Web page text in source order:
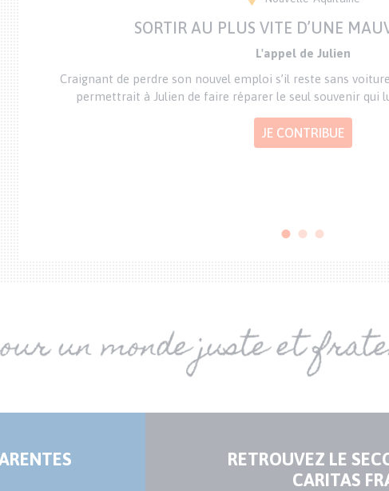
SORTIR AU PLUS VITE D’UNE
L'appel de Julien
Craignant de perdre son nouvel emploi s’il reste sans
permettrait à Julien de faire réparer le seul souvenir qui
JE CONTRIBUE
RETROUVEZ LE
CARITAS